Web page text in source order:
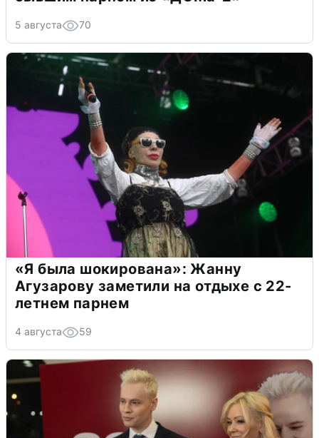
5 августа 70
«Я была шокирована»: Жанну
Агузарову заметили на отдыхе с 22-
летнем парнем
4 августа 59